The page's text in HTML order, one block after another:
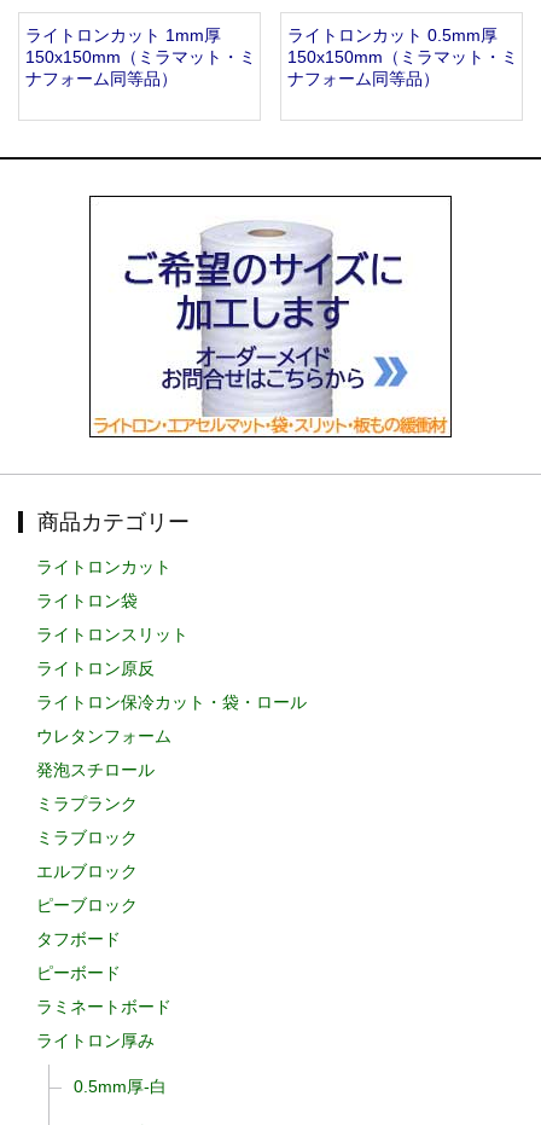
ライトロンカット 1mm厚
150x150mm（ミラマット・ミ
ナフォーム同等品）
ライトロンカット 0.5mm厚
150x150mm（ミラマット・ミ
ナフォーム同等品）
商品カテゴリー
ライトロンカット
ライトロン袋
ライトロンスリット
ライトロン原反
ライトロン保冷カット・袋・ロール
ウレタンフォーム
発泡スチロール
ミラプランク
ミラブロック
エルブロック
ピーブロック
タフボード
ピーボード
ラミネートボード
ライトロン厚み
0.5mm厚-白